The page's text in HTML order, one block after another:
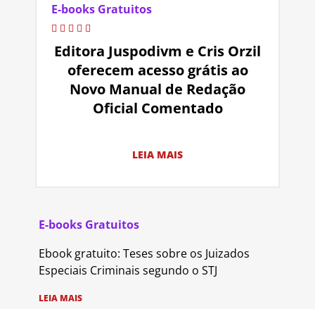
E-books Gratuitos
Editora Juspodivm e Cris Orzil
oferecem acesso grátis ao
Novo Manual de Redação
Oficial Comentado
LEIA MAIS
E-books Gratuitos
Ebook gratuito: Teses sobre os Juizados
Especiais Criminais segundo o STJ
LEIA MAIS